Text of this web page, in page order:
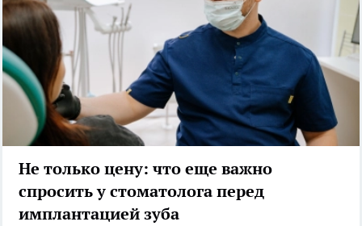
Не только цену: что еще важно
спросить у стоматолога перед
имплантацией зуба